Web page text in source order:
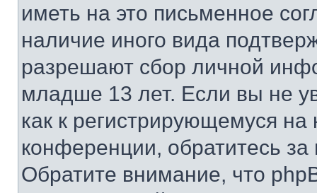
иметь на это письменное
наличие иного вида
разрешают сбор личной
младше 13 лет. Если вы не
как к регистрирующемуся
конференции, обратитесь
Обратите внимание, что